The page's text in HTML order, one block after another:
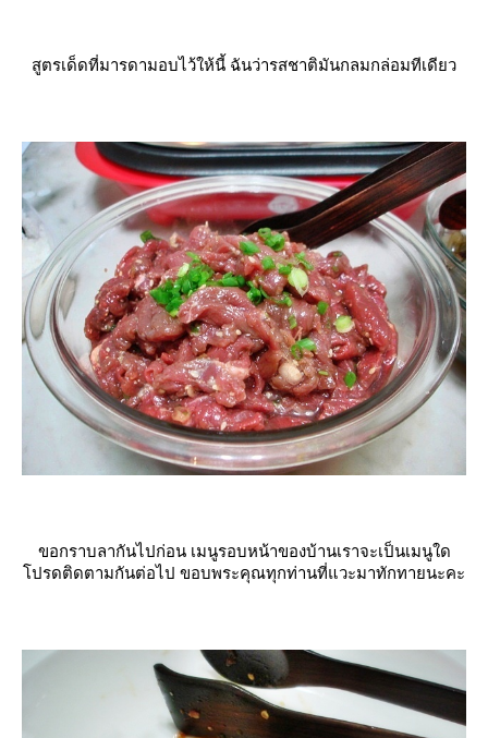
สูตรเด็ดที่มารดามอบไว้ให้นี้ ฉันว่ารสชาติมันกลมกล่อมทีเดียว
ขอกราบลากันไปก่อน เมนูรอบหน้าของบ้านเราจะเป็นเมนูใด
ปรดติดตามกันต่อไป ขอบพระคุณทุกท่านที่แวะมาทักทายนะคะ